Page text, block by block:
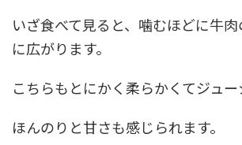
いざ食べて見ると、噛むほどに牛
に広がります。
こちらもとにかく柔らかくてジュー
ほんのりと甘さも感じられます。